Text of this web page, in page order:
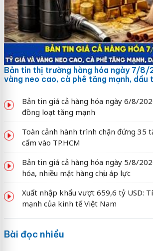
Bản tin thị trường hàng hóa ngày 7/8/
vàng neo cao, cà phê tăng mạnh, dầu
Bản tin giá cả hàng hóa ngày 6/8/
đồng loạt tăng mạnh
Toàn cảnh hành trình chặn đứng 35
cấm vào TP.HCM
Bản tin giá cả hàng hóa ngày 5/8/
hóa, nhiều mặt hàng chịu áp lực
Xuất nhập khẩu vượt 659,6 tỷ USD:
mạnh của kinh tế Việt Nam
Bài đọc nhiều